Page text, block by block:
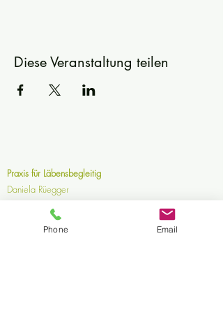
Diese Veranstaltung teilen
Praxis für Läbensbegleitig
Daniela Rüegger
Kirchenrainstrasse 27
Phone Email